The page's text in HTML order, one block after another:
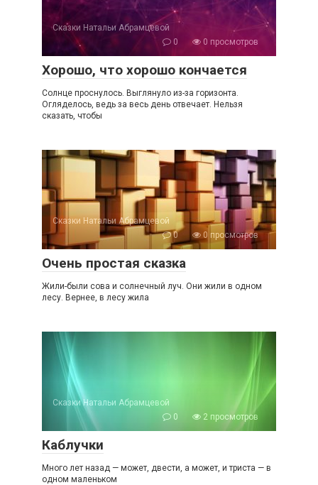
Сказки Натальи Абрамцевой
0
0 просмотров
Хорошо, что хорошо кончается
Солнце проснулось. Выглянуло из-за горизонта.
Огляделось, ведь за весь день отвечает. Нельзя
сказать, чтобы
Сказки Натальи Абрамцевой
0
0 просмотров
Очень простая сказка
Жили-были сова и солнечный луч. Они жили в одном
лесу. Вернее, в лесу жила
Сказки Натальи Абрамцевой
0
2 просмотров
Каблучки
Много лет назад — может, двести, а может, и триста — в
одном маленьком